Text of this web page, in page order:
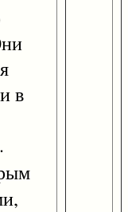
в